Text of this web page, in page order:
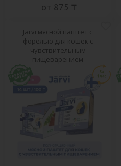
от 875 ₸
Jarvi мясной паштет с
форелью для кошек с
чувствительным
пищеварением